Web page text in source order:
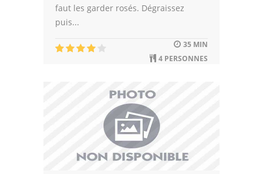
faut les garder rosés. Dégraissez
puis...
35 MIN
4 PERSONNES